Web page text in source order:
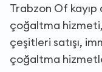
Trabzon Of
çoğaltma
çeşitleri satışı,
çoğaltma